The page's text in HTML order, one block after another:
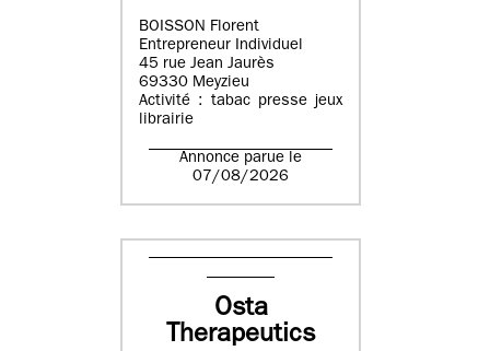
BOISSON Florent
Entrepreneur Individuel
45 rue Jean Jaurès
69330 Meyzieu
Activité : tabac presse jeux
librairie
Annonce parue le
07/08/2026
Osta
Therapeutics